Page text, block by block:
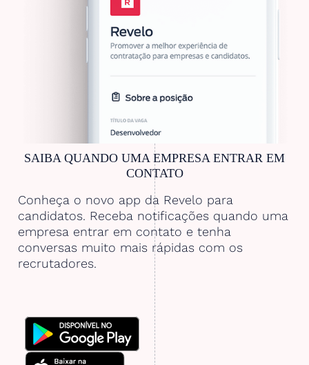
SAIBA QUANDO UMA EMPRESA ENTRAR EM
CONTATO
Conheça o novo app da Revelo para
candidatos. Receba notificações quando uma
empresa entrar em contato e tenha
conversas muito mais rápidas com os
recrutadores.